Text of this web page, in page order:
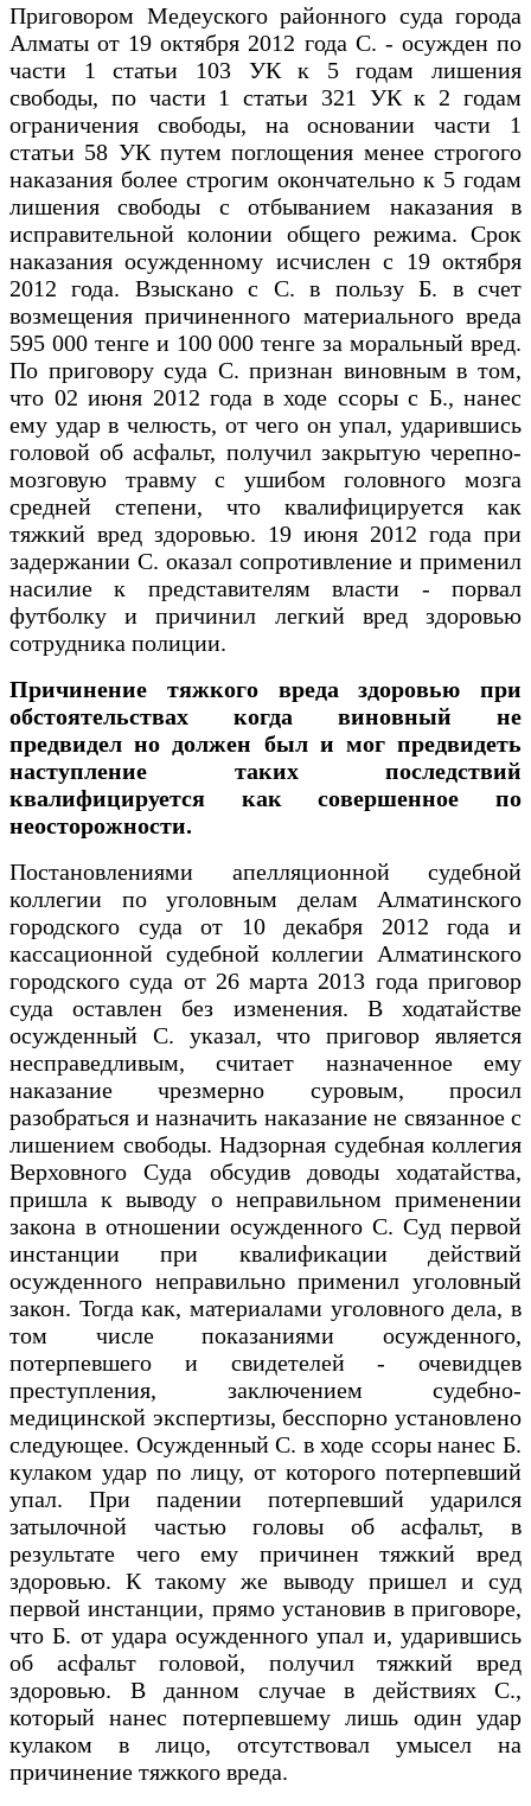
Приговором Медеуского районного суда города
Алматы от 19 октября 2012 года С. - осужден по
части 1 статьи 103 УК к 5 годам лишения
свободы, по части 1 статьи 321 УК к 2 годам
ограничения свободы, на основании части 1
статьи 58 УК путем поглощения менее строгого
наказания более строгим окончательно к 5 годам
лишения свободы с отбыванием наказания в
исправительной колонии общего режима. Срок
наказания осужденному исчислен с 19 октября
2012 года. Взыскано с С. в пользу Б. в счет
возмещения причиненного материального вреда
595 000 тенге и 100 000 тенге за моральный вред.
По приговору суда С. признан виновным в том,
что 02 июня 2012 года в ходе ссоры с Б., нанес
ему удар в челюсть, от чего он упал, ударившись
головой об асфальт, получил закрытую черепно-
мозговую травму с ушибом головного мозга
средней степени, что квалифицируется как
тяжкий вред здоровью. 19 июня 2012 года при
задержании С. оказал сопротивление и применил
насилие к представителям власти - порвал
футболку и причинил легкий вред здоровью
сотрудника полиции.
Причинение тяжкого вреда здоровью при
обстоятельствах когда виновный не
предвидел но должен был и мог предвидеть
наступление таких последствий
квалифицируется как совершенное по
неосторожности.
Постановлениями апелляционной судебной
коллегии по уголовным делам Алматинского
городского суда от 10 декабря 2012 года и
кассационной судебной коллегии Алматинского
городского суда от 26 марта 2013 года приговор
суда оставлен без изменения. В ходатайстве
осужденный С. указал, что приговор является
несправедливым, считает назначенное ему
наказание чрезмерно суровым, просил
разобраться и назначить наказание не связанное с
лишением свободы. Надзорная судебная коллегия
Верховного Суда обсудив доводы ходатайства,
пришла к выводу о неправильном применении
закона в отношении осужденного С. Суд первой
инстанции при квалификации действий
осужденного неправильно применил уголовный
закон. Тогда как, материалами уголовного дела, в
том числе показаниями осужденного,
потерпевшего и свидетелей - очевидцев
преступления, заключением судебно-
медицинской экспертизы, бесспорно установлено
следующее. Осужденный С. в ходе ссоры нанес Б.
кулаком удар по лицу, от которого потерпевший
упал. При падении потерпевший ударился
затылочной частью головы об асфальт, в
результате чего ему причинен тяжкий вред
здоровью. К такому же выводу пришел и суд
первой инстанции, прямо установив в приговоре,
что Б. от удара осужденного упал и, ударившись
об асфальт головой, получил тяжкий вред
здоровью. В данном случае в действиях С.,
который нанес потерпевшему лишь один удар
кулаком в лицо, отсутствовал умысел на
причинение тяжкого вреда.